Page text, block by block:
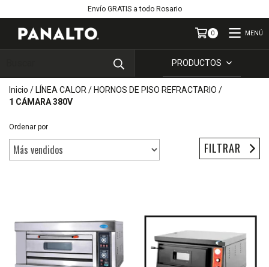
Envío GRATIS a todo Rosario
0 MENÚ
PRODUCTOS
Inicio / LÍNEA CALOR / HORNOS DE PISO REFRACTARIO /
1 CÁMARA 380V
Ordenar por
FILTRAR